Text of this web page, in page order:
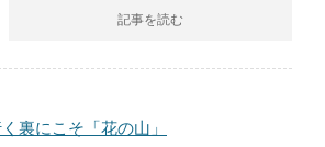
記事を読む
裏にこそ「花の山」